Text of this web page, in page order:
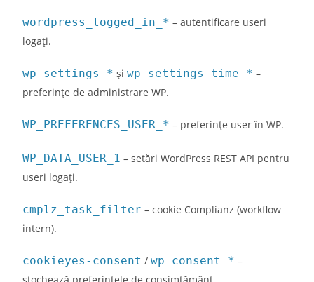
wordpress_logged_in_* – autentificare useri
logați.
wp-settings-* șiwp-settings-time-* –
preferințe de administrare WP.
WP_PREFERENCES_USER_* – preferințe user în WP.
WP_DATA_USER_1 – setări WordPress REST API pentru
useri logați.
cmplz_task_filter – cookie Complianz (workflow
intern).
cookieyes-consent /wp_consent_* –